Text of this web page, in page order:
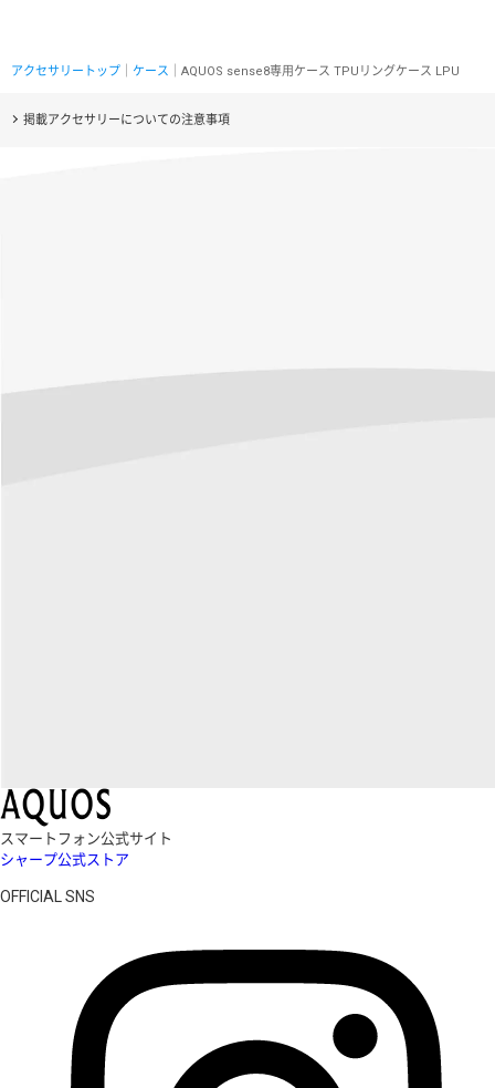
アクセサリートップ ケース ｜AQUOS sense8専用ケース TPUリングケース LPU
掲載アクセサリーについての注意事項
スマートフォン公式サイト
シャープ公式ストア
OFFICIAL SNS